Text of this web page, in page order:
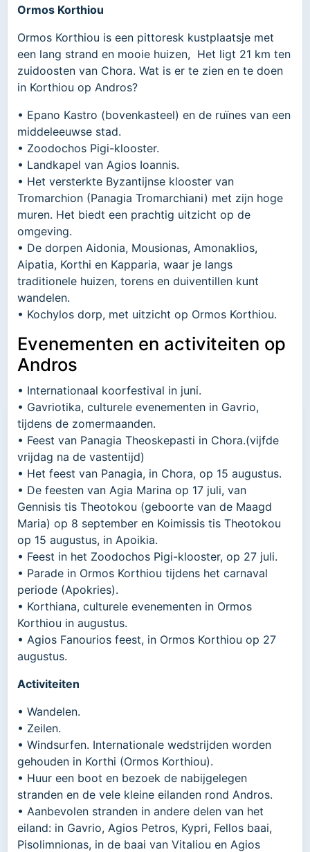
Ormos Korthiou
Ormos Korthiou is een pittoresk kustplaatsje met
een lang strand en mooie huizen, Het ligt 21 km ten
zuidoosten van Chora. Wat is er te zien en te doen
in Korthiou op Andros?
• Epano Kastro (bovenkasteel) en de ruïnes van een
middeleeuwse stad.
• Zoodochos Pigi-klooster.
• Landkapel van Agios Ioannis.
• Het versterkte Byzantijnse klooster van
Tromarchion (Panagia Tromarchiani) met zijn hoge
muren. Het biedt een prachtig uitzicht op de
omgeving.
• De dorpen Aidonia, Mousionas, Amonaklios,
Aipatia, Korthi en Kapparia, waar je langs
traditionele huizen, torens en duiventillen kunt
wandelen.
• Kochylos dorp, met uitzicht op Ormos Korthiou.
Evenementen en activiteiten op
Andros
• Internationaal koorfestival in juni.
• Gavriotika, culturele evenementen in Gavrio,
tijdens de zomermaanden.
• Feest van Panagia Theoskepasti in Chora.(vijfde
vrijdag na de vastentijd)
• Het feest van Panagia, in Chora, op 15 augustus.
• De feesten van Agia Marina op 17 juli, van
Gennisis tis Theotokou (geboorte van de Maagd
Maria) op 8 september en Koimissis tis Theotokou
op 15 augustus, in Apoikia.
• Feest in het Zoodochos Pigi-klooster, op 27 juli.
• Parade in Ormos Korthiou tijdens het carnaval
periode (Apokries).
• Korthiana, culturele evenementen in Ormos
Korthiou in augustus.
• Agios Fanourios feest, in Ormos Korthiou op 27
augustus.
Activiteiten
• Wandelen.
• Zeilen.
• Windsurfen. Internationale wedstrijden worden
gehouden in Korthi (Ormos Korthiou).
• Huur een boot en bezoek de nabijgelegen
stranden en de vele kleine eilanden rond Andros.
• Aanbevolen stranden in andere delen van het
eiland: in Gavrio, Agios Petros, Kypri, Fellos baai,
Pisolimnionas, in de baai van Vitaliou en Agios